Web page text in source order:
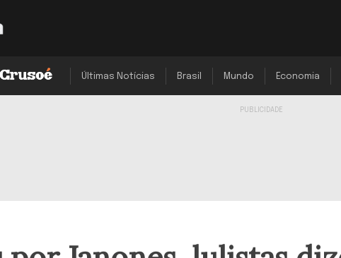
Últimas Notícias Brasil Mundo Economia